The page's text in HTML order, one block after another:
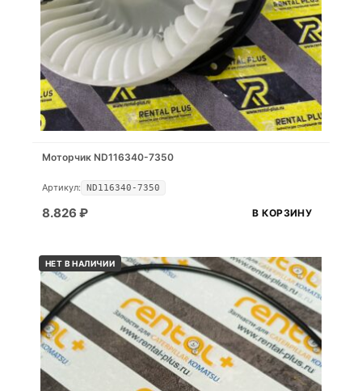
Моторчик ND116340-7350
Артикул: ND116340-7350
8.826 ₽ В КОРЗИНУ
НЕТ В НАЛИЧИИ